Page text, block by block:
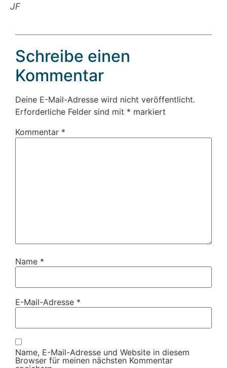
JF
Schreibe einen
Kommentar
Deine E-Mail-Adresse wird nicht veröffentlicht.
Erforderliche Felder sind mit * markiert
Kommentar *
Name *
E-Mail-Adresse *
Name, E-Mail-Adresse und Website in diesem
Browser für meinen nächsten Kommentar